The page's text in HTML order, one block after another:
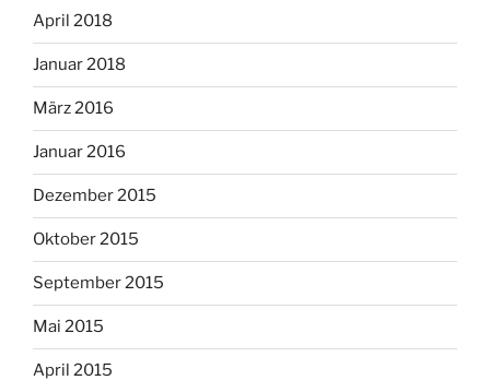
April 2018
Januar 2018
März 2016
Januar 2016
Dezember 2015
Oktober 2015
September 2015
Mai 2015
April 2015